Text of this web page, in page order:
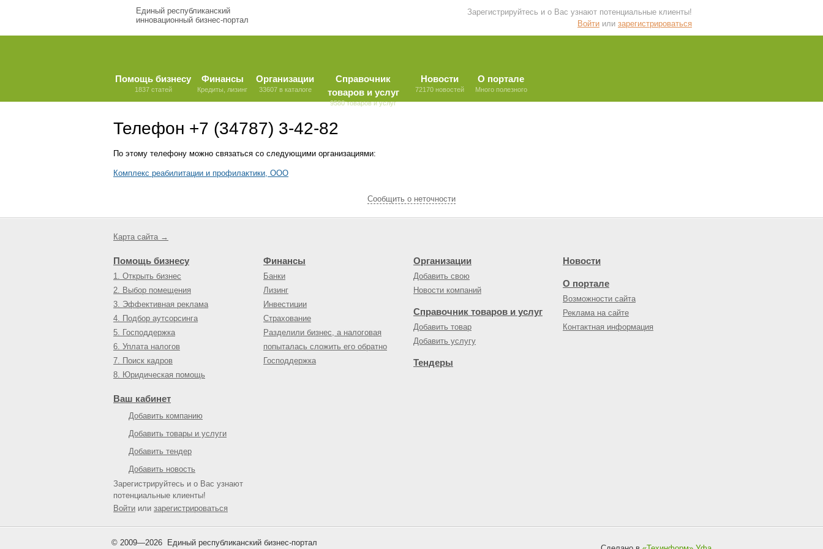
Единый республиканский
инновационный бизнес-портал
Зарегистрируйтесь и о Вас узнают потенциальные клиенты!
Войти или зарегистрироваться
Помощь бизнесу
1837 статей
Финансы
Кредиты, лизинг
Организации
33607 в каталоге
Справочник
товаров и услуг
9580 товаров и услуг
Новости
72170 новостей
О портале
Много полезного
Телефон +7 (34787) 3-42-82
По этому телефону можно связаться со следующими организациями:
Комплекс реабилитации и профилактики, ООО
Cообщить о неточности
Карта сайта →
Помощь бизнесу
1. Открыть бизнес
2. Выбор помещения
3. Эффективная реклама
4. Подбор аутсорсинга
5. Господдержка
6. Уплата налогов
7. Поиск кадров
8. Юридическая помощь
Финансы
Банки
Лизинг
Инвестиции
Страхование
Разделили бизнес, а налоговая
попыталась сложить его обратно
Господдержка
Организации
Добавить свою
Новости компаний
Справочник товаров и услуг
Добавить товар
Добавить услугу
Тендеры
Новости
О портале
Возможности сайта
Реклама на сайте
Контактная информация
Ваш кабинет
Добавить компанию
Добавить товары и услуги
Добавить тендер
Добавить новость
Зарегистрируйтесь и о Вас узнают
потенциальные клиенты!
Войти или зарегистрироваться
© 2009—2026 Единый республиканский бизнес-портал